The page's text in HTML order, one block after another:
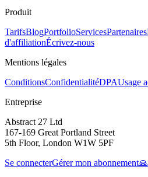
Produit
TarifsBlogPortfolioServicesPartenaires
d'affiliationÉcrivez-nous
Mentions légales
ConditionsConfidentialitéDPAUsage
Entreprise
Abstract 27 Ltd
167-169 Great Portland Street
5th Floor, London W1W 5PF
Se connecterGérer mon abonnement